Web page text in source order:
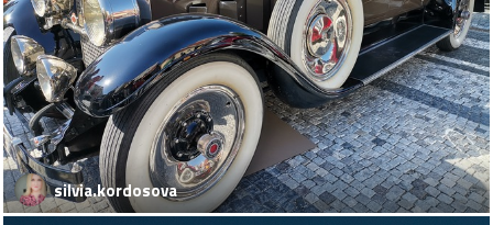
silvia.kordosova